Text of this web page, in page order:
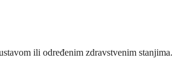
ili određenim zdravstvenim